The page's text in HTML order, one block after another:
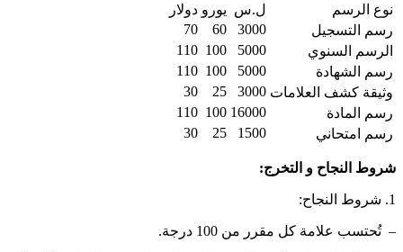
نوع الرسم ل.س يورو دولار
رسم التسجيل
3000
60
70
الرسم السنوي
5000
100
110
رسم الشهادة
5000
100
110
وثيقة كشف العلامات 3000
25
30
رسم المادة
16000
100
110
رسم امتحاني
1500
25
30
النجاح و التخرج:
تُحتسب علامة كل مقرر من 100 درجة.